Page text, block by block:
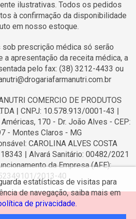
ilustrativas. Todos os pedidos
à confirmação da disponibilidade
em nosso estoque.
prescrição médica só serão
apresentação da receita médica, a
pelo fax: (38) 3212-4433 ou
COMERCIO DE PRODUTOS
| CNPJ: 10.578.913/0001-43 |
170 - Dr. João Alves - CEP:
- Montes Claros - MG
CAROLINA ALVES COSTA
18343 | Alvará Sanitário: 00482/2021
da Empresa (AFE):
2013-40
estatísticas de visitas para
de navegação, saiba mais em
de privacidade.
Farmanutri Popular.